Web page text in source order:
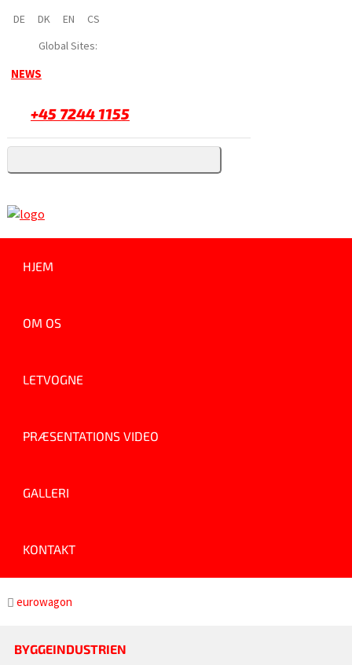
DE DK EN
CS
Global Sites:
NEWS
+45 7244 1155
HJEM
OM OS
LETVOGNE
PRÆSENTATIONS VIDEO
GALLERI
KONTAKT
eurowagon
BYGGEINDUSTRIEN